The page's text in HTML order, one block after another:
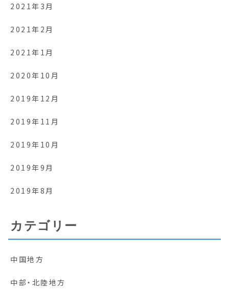
2021年3月
2021年2月
2021年1月
2020年10月
2019年12月
2019年11月
2019年10月
2019年9月
2019年8月
カテゴリー
中国地方
中部・北陸地方